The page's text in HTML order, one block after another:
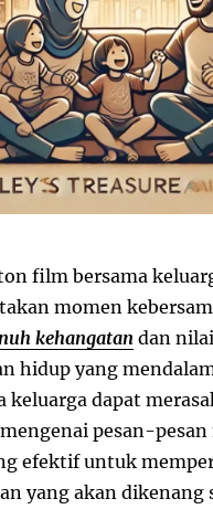
film bersama
momen
kehangatandan
hidup yang
keluarga dapat
pesan-
efektif untuk
yang akan dikenang